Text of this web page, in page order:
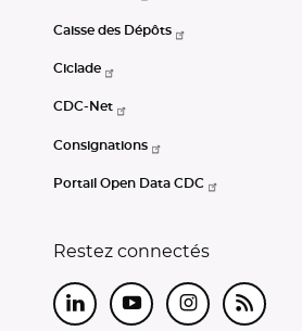
Caisse des Dépôts
Ciclade
CDC-Net
Consignations
Portail Open Data CDC
Restez connectés
LinkedInYoutubeInstagram
RSS